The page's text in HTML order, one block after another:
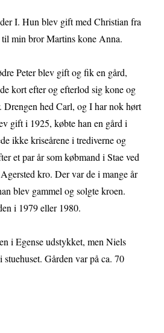
I. Hun blev gift med Christian fra
min bror Martins kone Anna.
Peter blev gift og fik en gård,
kort efter og efterlod sig kone og
Drengen hed Carl, og I har nok hørt
gift i 1925, købte han en gård i
ikke kriseårene i trediverne og
et par år som købmand i Stae ved
kro. Der var de i mange år
blev gammel og solgte kroen.
i 1979 eller 1980.
i Egense udstykket, men Niels
stuehuset. Gården var på ca. 70